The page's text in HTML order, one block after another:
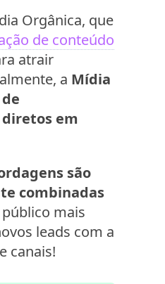
Orgânica, que
de conteúdo
atrair
a Mídia
em
são
combinadas
mais
leads com a
canais!